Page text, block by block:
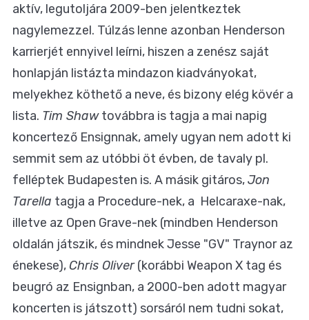
aktív, legutoljára 2009-ben jelentkeztek
nagylemezzel. Túlzás lenne azonban Henderson
karrierjét ennyivel leírni, hiszen a zenész saját
honlapján listázta mindazon kiadványokat,
melyekhez köthető a neve, és bizony elég kövér a
lista. Tim Shawtovábbra is tagja a mai napig
koncertező Ensignnak, amely ugyan nem adott ki
semmit sem az utóbbi öt évben, de tavaly pl.
felléptek Budapesten is. A másik gitáros,Jon
Tarella tagja a Procedure-nek, a Helcaraxe-nak,
illetve az Open Grave-nek (mindben Henderson
oldalán játszik, és mindnek Jesse "GV" Traynor az
énekese), Chris Oliver(korábbi Weapon X tag és
beugró az Ensignban, a 2000-ben adott magyar
koncerten is játszott) sorsáról nem tudni sokat,